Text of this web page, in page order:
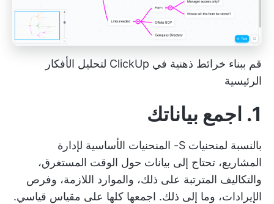
قم ببناء خرائط ذهنية في ClickUp لتحليل الأفكار
الرئيسية
1. اجمع بياناتك
بالنسبة لمنحنيات S- المنحنيات الأساسية لإدارة
المشاريع، تحتاج إلى بيانات حول الوقت المستغرق،
والتكاليف المترتبة على ذلك، والموارد اللازمة، وفرص
الإيرادات، وما إلى ذلك. اجمعها كلها على مقياس قياسي.